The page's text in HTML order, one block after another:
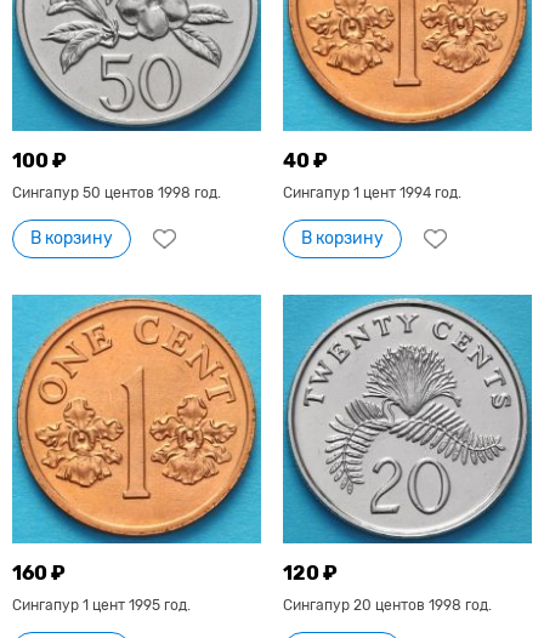
100 ₽
Сингапур 50 центов 1998 год.
В корзину
40 ₽
Сингапур 1 цент 1994 год.
В корзину
160 ₽
Сингапур 1 цент 1995 год.
120 ₽
Сингапур 20 центов 1998 год.